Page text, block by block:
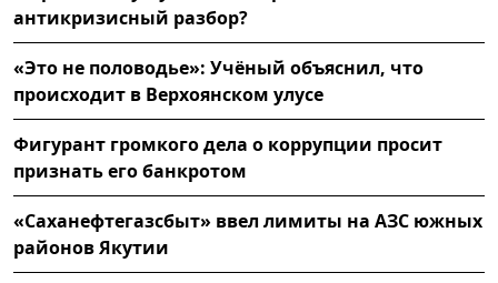
антикризисный разбор?
«Это не половодье»: Учёный объяснил, что
происходит в Верхоянском улусе
Фигурант громкого дела о коррупции просит
признать его банкротом
«Саханефтегазсбыт» ввел лимиты на АЗС южных
районов Якутии